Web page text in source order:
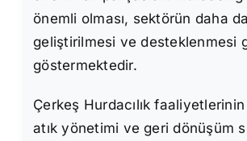
önemli olması, sektörün daha da
geliştirilmesi ve desteklenmesi
göstermektedir.
Çerkeş Hurdacılık
atık yönetimi ve geri dönüşüm